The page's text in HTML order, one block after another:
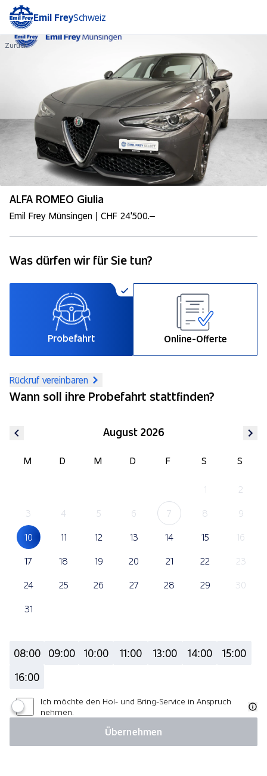
Emil FreySchweiz
Zurück
ALFA ROMEO Giulia
Emil Frey Münsingen | CHF 24'500.–
Was dürfen wir für Sie tun?
Probefahrt Online-Offerte
Rückruf vereinbaren
Wann soll ihre Probefahrt stattfinden?
August 2026
M D M D F S S
1
2
3
4 5 6 7 8
9
10
11 12 13 14 15
16
17
18 19 20 21 22
23
24
25 26 27 28 29
30
31
08:00 09:00 10:00 11:00 13:00 14:00
15:00
16:00
Ich möchte den Hol- und Bring-Service in Anspruch
nehmen.
Übernehmen